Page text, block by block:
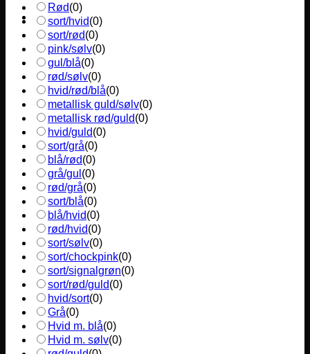
Rød(0)
sort/hvid(0)
sort/rød(0)
pink/sølv(0)
gul/blå(0)
rød/sølv(0)
hvid/rød/blå(0)
metallisk guld/sølv(0)
metallisk rød/guld(0)
hvid/guld(0)
sort/grå(0)
blå/rød(0)
grå/gul (0)
rød/grå(0)
sort/blå(0)
blå/hvid(0)
rød/hvid(0)
sort/sølv(0)
sort/chockpink(0)
sort/signalgrøn(0)
sort/rød/guld(0)
hvid/sort(0)
Grå(0)
Hvid m. blå(0)
Hvid m. sølv(0)